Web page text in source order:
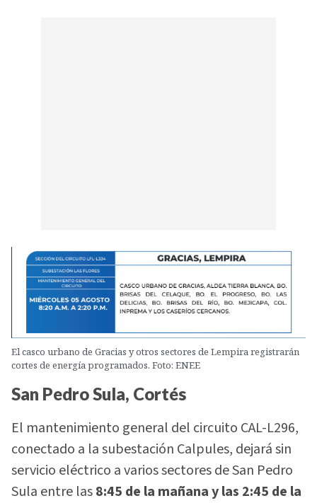
El casco urbano de Gracias y otros sectores de Lempira registrarán
cortes de energía programados. Foto: ENEE
San Pedro Sula, Cortés
El mantenimiento general del circuito CAL-L296,
conectado a la subestación Calpules, dejará sin
servicio eléctrico a varios sectores de San Pedro
Sula entre las8:45 de la mañana y las 2:45 de la